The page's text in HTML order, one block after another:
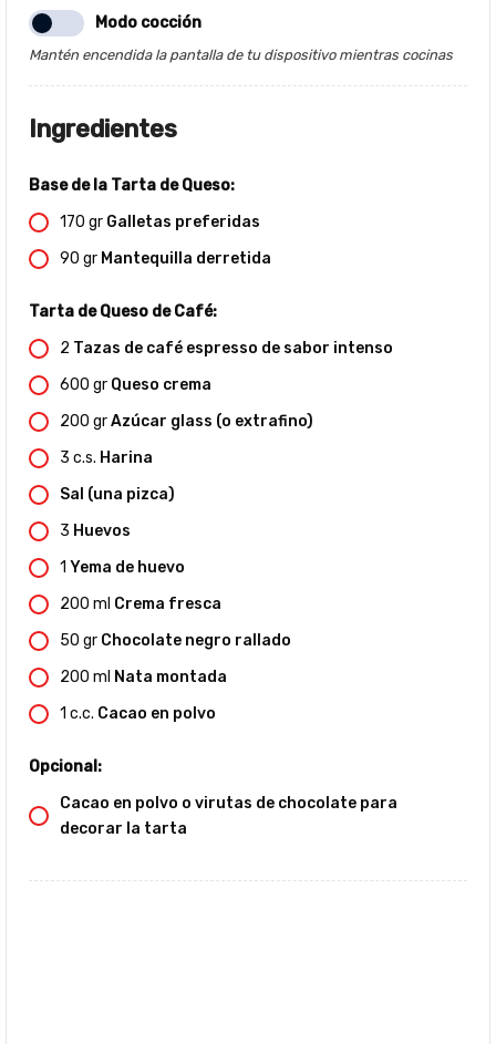
Modo cocción
Mantén encendida la pantalla de tu dispositivo mientras cocinas
Ingredientes
Base de la Tarta de Queso:
170 gr Galletas preferidas
90 gr Mantequilla derretida
Tarta de Queso de Café:
2 Tazas de café espresso de sabor intenso
600 gr Queso crema
200 grAzúcar glass (o extrafino)
3 c.s. Harina
Sal (una pizca)
3 Huevos
1 Yema de huevo
200 ml Crema fresca
50 gr Chocolate negro rallado
200 ml Nata montada
1 c.c. Cacao en polvo
Opcional:
Cacao en polvo o virutas de chocolate para
decorar la tarta